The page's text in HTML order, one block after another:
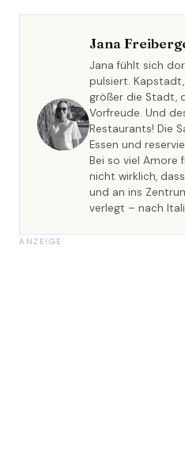
Jana
Jana fühlt sich
pulsiert. Kapstadt,
größer die Stadt,
Vorfreude. Und
Restaurants! Die
Essen und
Bei so viel Amore
nicht wirklich,
und an ins
verlegt – nach
ANZEIGE